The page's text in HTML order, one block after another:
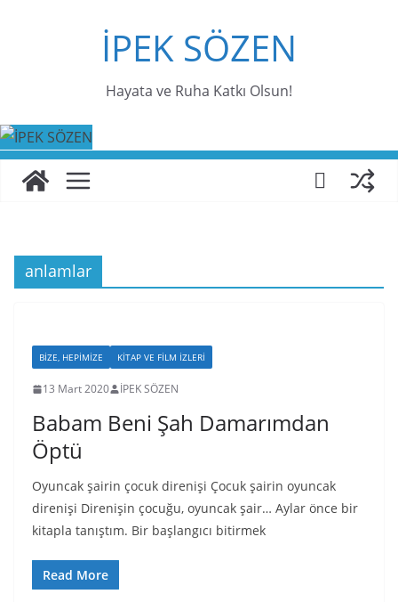
İPEK SÖZEN
Hayata ve Ruha Katkı Olsun!
anlamlar
BIZE, HEPIMIZE KITAP VE FILM İZLERI
13 Mart 2020 İPEK SÖZEN
Babam Beni Şah Damarımdan
Öptü
Oyuncak şairin çocuk direnişi Çocuk şairin oyuncak
direnişi Direnişin çocuğu, oyuncak şair… Aylar önce bir
kitapla tanıştım. Bir başlangıcı bitirmek
Read More